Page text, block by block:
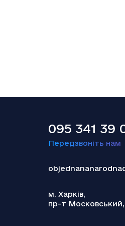
Smart Holding відзвітував про
095 341 39
Передзвоніть нам
м. Харків,
пр-т Московський,